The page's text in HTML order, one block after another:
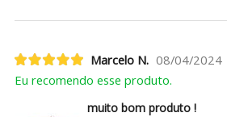
Marcelo N. 08/04/2024
Eu recomendo esse produto.
muito bom produto !